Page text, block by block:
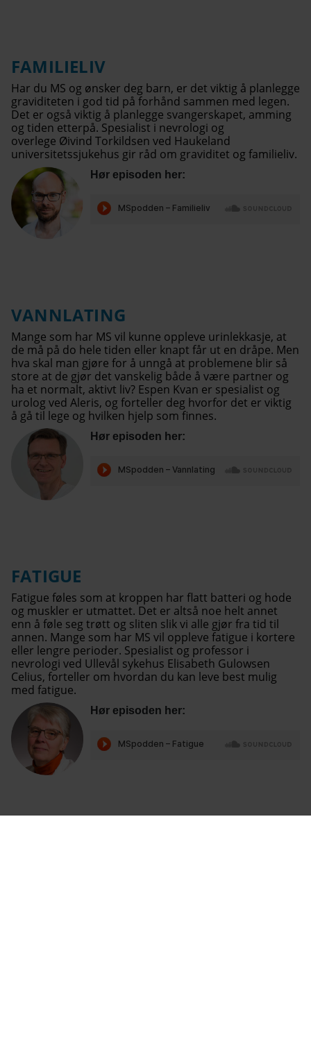
FAMILIELIV
Har du MS og ønsker deg barn, er det viktig å planlegge
graviditeten i god tid på forhånd sammen med legen.
Det er også viktig å planlegge svangerskapet, amming
og tiden etterpå. Spesialist i nevrologi og
overlege Øivind Torkildsen ved Haukeland
universitetssjukehus gir råd om graviditet og familieliv.
Hør episoden her:
VANNLATING
Mange som har MS vil kunne oppleve urinlekkasje, at
de må på do hele tiden eller knapt får ut en dråpe. Men
hva skal man gjøre for å unngå at problemene blir så
store at de gjør det vanskelig både å være partner og
ha et normalt, aktivt liv? Espen Kvan er spesialist og
urolog ved Aleris, og forteller deg hvorfor det er viktig
å gå til lege og hvilken hjelp som finnes.
Hør episoden her:
FATIGUE
Fatigue føles som at kroppen har flatt batteri og hode
og muskler er utmattet. Det er altså noe helt annet
enn å føle seg trøtt og sliten slik vi alle gjør fra tid til
annen. Mange som har MS vil oppleve fatigue i kortere
eller lengre perioder. Spesialist og professor i
nevrologi ved Ullevål sykehus Elisabeth Gulowsen
Celius, forteller om hvordan du kan leve best mulig
med fatigue.
Hør episoden her: